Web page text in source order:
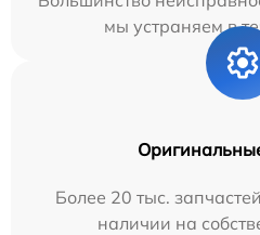
мы устраняем в
Более 20 тыс.
наличии на